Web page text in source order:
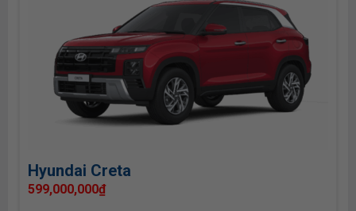
Hyundai Creta
599,000,000₫